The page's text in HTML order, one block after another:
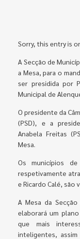
Sorry, this entry is
A Secção de
a Mesa, para o
ser presidida por
Municipal de
O presidente da
(PSD), e a
Anabela Freitas
Mesa.
Os municípios
respetivamente
e Ricardo Calé, são
A Mesa da
elaborará um
que mais
inteligentes,